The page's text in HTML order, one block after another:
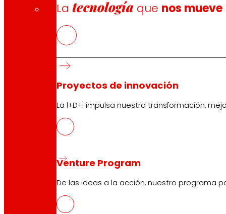
Latecnología que nos mueve
Proyectos de innovación
La l+D+i impulsa nuestra transformación,
Venture Program
De las ideas a la acción, nuestro programa